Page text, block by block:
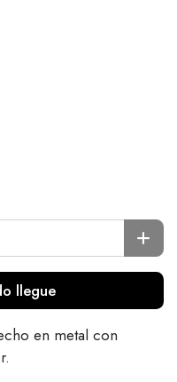
llegue
en metal con